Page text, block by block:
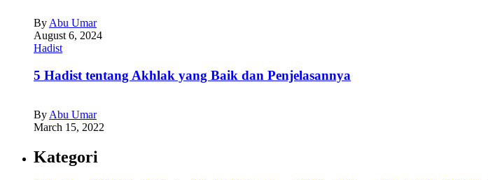
By Abu Umar
August 6, 2024
Hadist
5 Hadist tentang Akhlak yang Baik dan Penjelasannya
ByAbu Umar
March 15, 2022
Kategori